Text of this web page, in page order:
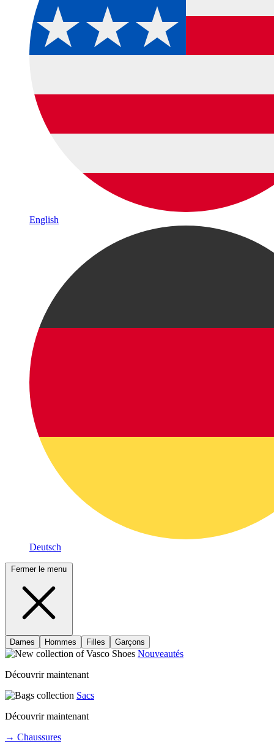
English
Deutsch
Fermer le menu
Dames Hommes Filles Garçons
Nouveautés
Découvrir maintenant
Sacs
Découvrir maintenant
→ Chaussures